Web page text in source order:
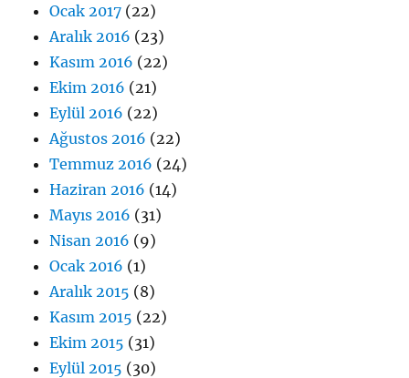
Ocak 2017 (22)
Aralık 2016 (23)
Kasım 2016 (22)
Ekim 2016 (21)
Eylül 2016 (22)
Ağustos 2016 (22)
Temmuz 2016 (24)
Haziran 2016 (14)
Mayıs 2016 (31)
Nisan 2016 (9)
Ocak 2016 (1)
Aralık 2015 (8)
Kasım 2015 (22)
Ekim 2015 (31)
Eylül 2015 (30)